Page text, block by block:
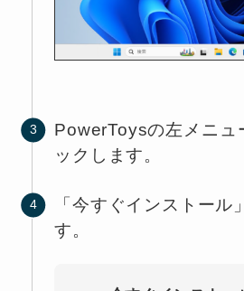
PowerToysの左メニュ
ックします。
「今すぐインストール
す。